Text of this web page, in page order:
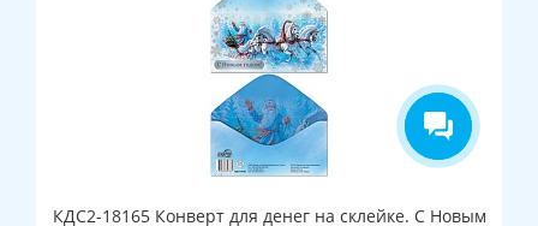
КДС2-18165 Конверт для денег на склейке. С Новым